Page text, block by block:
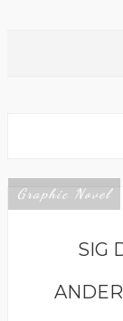
Graphic Novel
SIG